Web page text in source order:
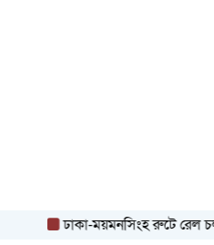
ঢাকা-ময়মনসিংহ রুটে রেল চলাচল ৭